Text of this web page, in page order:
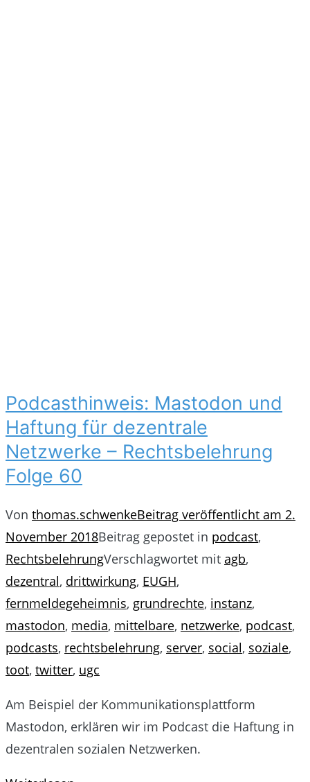
Podcasthinweis: Mastodon und
Haftung für dezentrale
Netzwerke – Rechtsbelehrung
Folge 60
Von thomas.schwenkeBeitrag veröffentlicht am 2.
November 2018Beitrag gepostet in podcast,
RechtsbelehrungVerschlagwortet mit agb,
dezentral, drittwirkung, EUGH,
fernmeldegeheimnis, grundrechte, instanz,
mastodon, media, mittelbare, netzwerke, podcast,
podcasts, rechtsbelehrung, server, social, soziale,
toot, twitter, ugc
Am Beispiel der Kommunikationsplattform
Mastodon, erklären wir im Podcast die Haftung in
dezentralen sozialen Netzwerken.